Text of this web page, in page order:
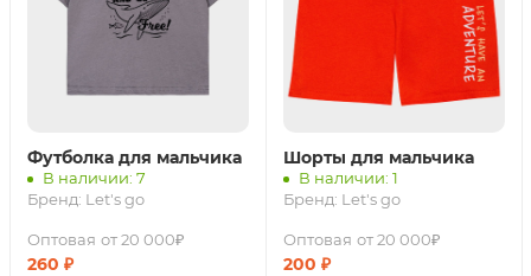
Футболка для мальчика
В наличии: 7
Бренд: Let's go
Оптовая от 20 000₽
260 ₽
Шорты для мальчика
В наличии: 1
Бренд: Let's go
Оптовая от 20 000₽
200 ₽